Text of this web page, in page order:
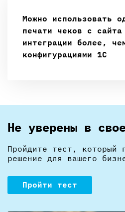
Можно использовать
печати чеков с
интеграции более,
конфигурациями 1С
Не уверены в
Пройдите тест, который
решение для вашего
Пройти тест